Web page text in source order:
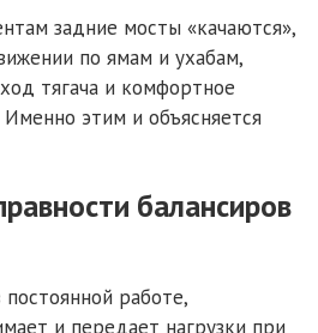
задние мосты «качаются»,
по ямам и ухабам,
тягача и комфортное
этим и объясняется
балансиров
работе,
и передает нагрузки при